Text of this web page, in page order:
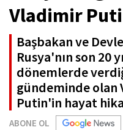
Vladimir
Başbakan ve
Rusya'nın son 20
dönemlerde
gündeminde
Putin'in hayat
ABONE OL